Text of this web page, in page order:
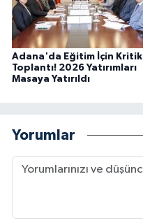
Adana'da Eğitim İçin Kritik
Toplantı! 2026 Yatırımları
Masaya Yatırıldı
Yorumlar